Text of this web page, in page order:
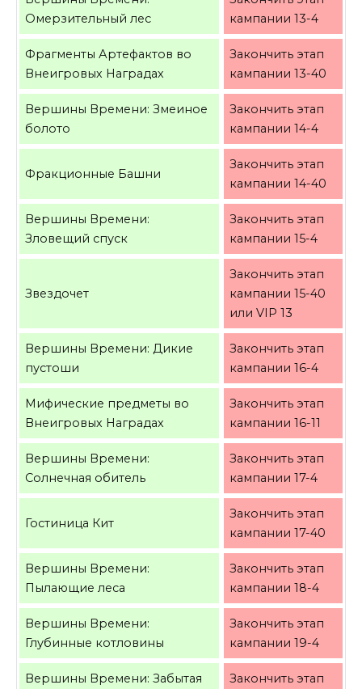
Омерзительный лес
кампании 13-4
Фрагменты Артефактов во
Внеигровых Наградах
Закончить этап
кампании 13-40
Вершины Времени: Змеиное
болото
Закончить этап
кампании 14-4
Фракционные Башни
Закончить этап
кампании 14-40
Вершины Времени:
Зловещий спуск
Закончить этап
кампании 15-4
Звездочет
Закончить этап
кампании 15-40
или VIP 13
Вершины Времени: Дикие
пустоши
Закончить этап
кампании 16-4
Мифические предметы во
Внеигровых Наградах
Закончить этап
кампании 16-11
Вершины Времени:
Солнечная обитель
Закончить этап
кампании 17-4
Гостиница Кит
Закончить этап
кампании 17-40
Вершины Времени:
Пылающие леса
Закончить этап
кампании 18-4
Вершины Времени:
Глубинные котловины
Закончить этап
кампании 19-4
Вершины Времени: Забытая
Закончить этап